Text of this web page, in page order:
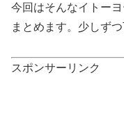
今回はそんなイトー
まとめます。少しず
スポンサーリンク